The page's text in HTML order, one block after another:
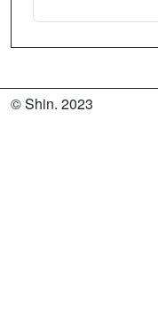
© Shin. 2023